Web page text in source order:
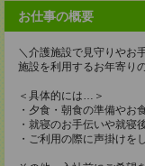
お仕事の概要
＼介護施設で見守りやお
施設を利用するお年寄り
＜具体的には…＞
・夕食・朝食の準備やお
・就寝のお手伝いや就寝
・ご利用の際に声掛け